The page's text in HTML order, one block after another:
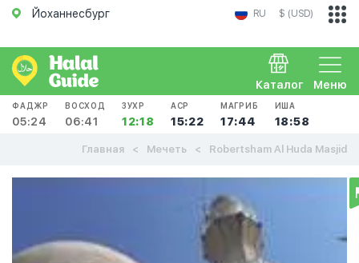
Йоханнесбург RU $ (USD)
Меню
Каталог
ФАДЖР
05:24
ВОСХОД
06:41
ЗУХР
12:18
АСР
15:22
МАГРИБ
17:44
ИША
18:58
Главная Мечеть Robertsham Al Huda Masjid